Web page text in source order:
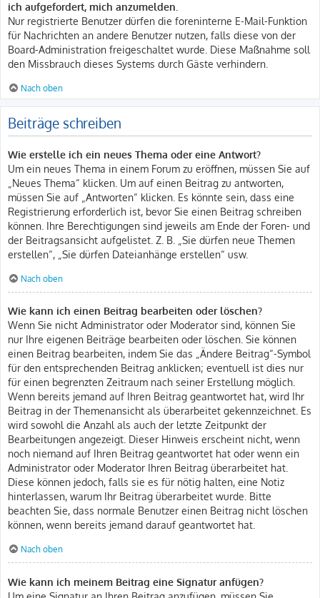
ich aufgefordert, mich anzumelden.
Nur registrierte Benutzer dürfen die foreninterne E-Mail-Funktion
für Nachrichten an andere Benutzer nutzen, falls diese von der
Board-Administration freigeschaltet wurde. Diese Maßnahme soll
den Missbrauch dieses Systems durch Gäste verhindern.
Nach oben
Beiträge schreiben
Wie erstelle ich ein neues Thema oder eine Antwort?
Um ein neues Thema in einem Forum zu eröffnen, müssen Sie auf
„Neues Thema“ klicken. Um auf einen Beitrag zu antworten,
müssen Sie auf „Antworten“ klicken. Es könnte sein, dass eine
Registrierung erforderlich ist, bevor Sie einen Beitrag schreiben
können. Ihre Berechtigungen sind jeweils am Ende der Foren- und
der Beitragsansicht aufgelistet. Z. B. „Sie dürfen neue Themen
erstellen“, „Sie dürfen Dateianhänge erstellen“ usw.
Nach oben
Wie kann ich einen Beitrag bearbeiten oder löschen?
Wenn Sie nicht Administrator oder Moderator sind, können Sie
nur Ihre eigenen Beiträge bearbeiten oder löschen. Sie können
einen Beitrag bearbeiten, indem Sie das „Ändere Beitrag“-Symbol
für den entsprechenden Beitrag anklicken; eventuell ist dies nur
für einen begrenzten Zeitraum nach seiner Erstellung möglich.
Wenn bereits jemand auf Ihren Beitrag geantwortet hat, wird Ihr
Beitrag in der Themenansicht als überarbeitet gekennzeichnet. Es
wird sowohl die Anzahl als auch der letzte Zeitpunkt der
Bearbeitungen angezeigt. Dieser Hinweis erscheint nicht, wenn
noch niemand auf Ihren Beitrag geantwortet hat oder wenn ein
Administrator oder Moderator Ihren Beitrag überarbeitet hat.
Diese können jedoch, falls sie es für nötig halten, eine Notiz
hinterlassen, warum Ihr Beitrag überarbeitet wurde. Bitte
beachten Sie, dass normale Benutzer einen Beitrag nicht löschen
können, wenn bereits jemand darauf geantwortet hat.
Nach oben
Wie kann ich meinem Beitrag eine Signatur anfügen?